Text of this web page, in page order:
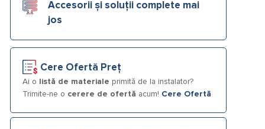
Accesorii și soluții complete mai
jos
Cere Ofertă Preț
Ai o listă de materiale primită de la instalator?
Trimite-ne o cerere de ofertă acum! Cere Ofertă